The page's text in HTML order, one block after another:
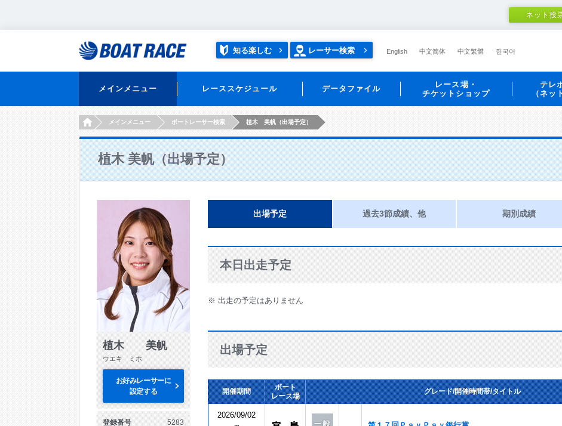
ネット投
知る楽しむ レーサー検索 English 中文简体 中文繁體 한국어
メインメニュー レーススケジュール データファイル
レース場・
チケットショップ
テレ
（ネッ
HOMEメインメニュー ボートレーサー検索 植木 美帆（出場予定）
植木 美帆（出場予定）
植木 美帆
ウエキ ミホ
お好みレーサーに
設定する
登録番号 5283
出場予定 過去3節成績、他 期別成績
本日出走予定
※ 出走の予定はありません
出場予定
開催期間
ボート
レース場
グレード/開催時間帯/タイトル
2026/09/02